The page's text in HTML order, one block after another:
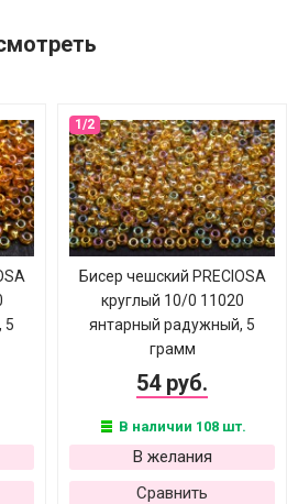
5
Бисер чешский PRECIOSA
круглый 10/0 11020
янтарный радужный, 5
грамм
54 руб.
В наличии 108 шт.
В желания
Сравнить